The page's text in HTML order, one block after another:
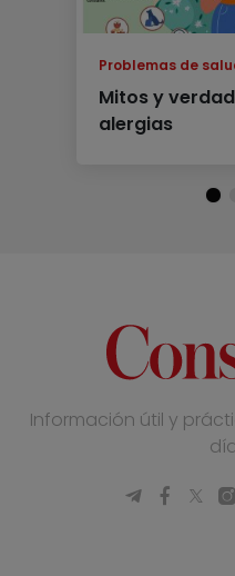
Problemas de
Mitos y
alergias
Información útil y